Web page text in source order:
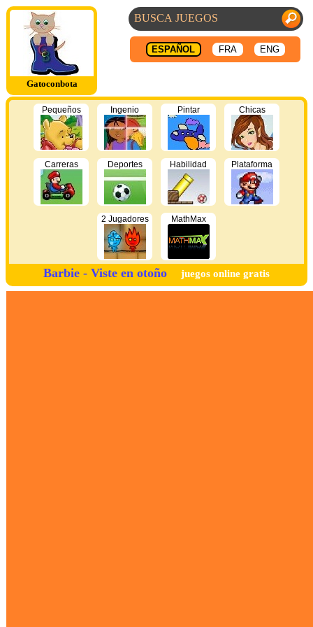
Gatoconbota
ESPAÑOL FRA ENG
Pequeños Ingenio Pintar Chicas
Carreras Deportes Habilidad Plataforma
2 Jugadores MathMax
Barbie - Viste en otoño juegos online gratis